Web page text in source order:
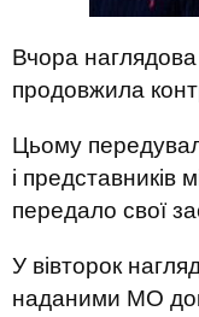
Вчора
продовжила
Цьому
і представників
передало свої
У вівторок
наданими МО